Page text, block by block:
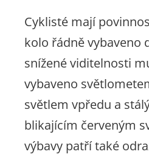
Cyklisté mají
kolo řádně vybaveno
snížené viditelnosti
vybaveno
světlem vpředu a
blikajícím červeným
výbavy patří také